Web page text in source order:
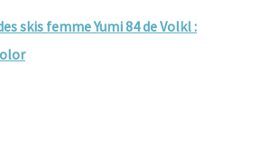
skis femme Yumi 84 de Volkl :